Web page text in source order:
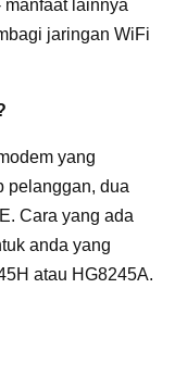
manfaat lainnya
jaringan WiFi
yang
pelanggan, dua
Cara yang ada
anda yang
atau HG8245A.